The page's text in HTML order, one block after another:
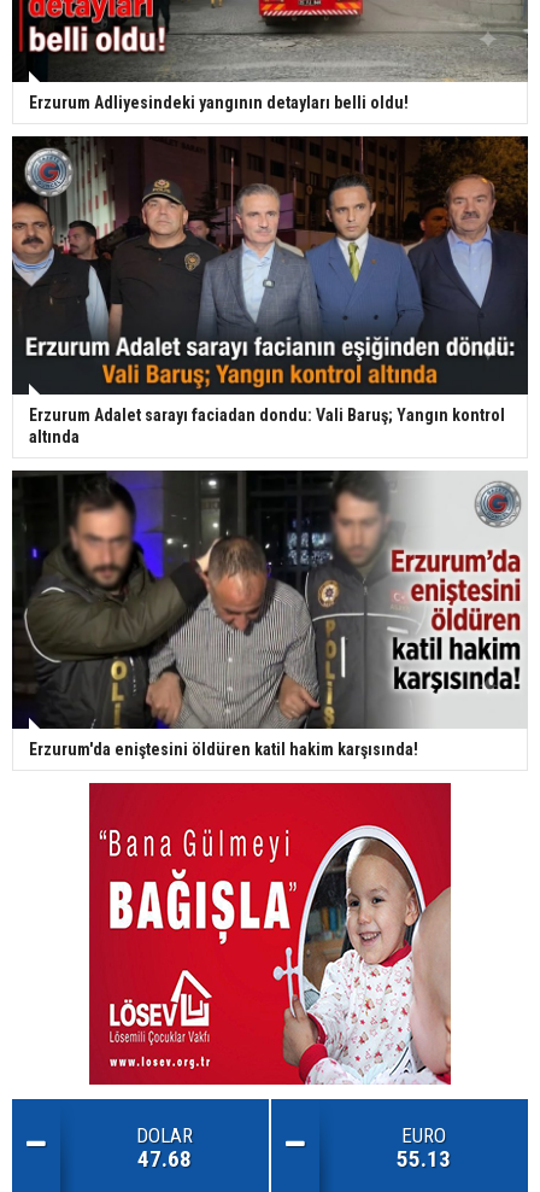
Erzurum Adliyesindeki yangının detayları belli oldu!
Erzurum Adalet sarayı faciadan dondu: Vali Baruş; Yangın kontrol
altında
Erzurum'da eniştesini öldüren katil hakim karşısında!
DOLAR
47.68
EURO
55.13